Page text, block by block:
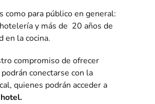
para público en general:
y más de 20 años de
en la cocina.
compromiso de ofrecer
conectarse con la
quienes podrán acceder a